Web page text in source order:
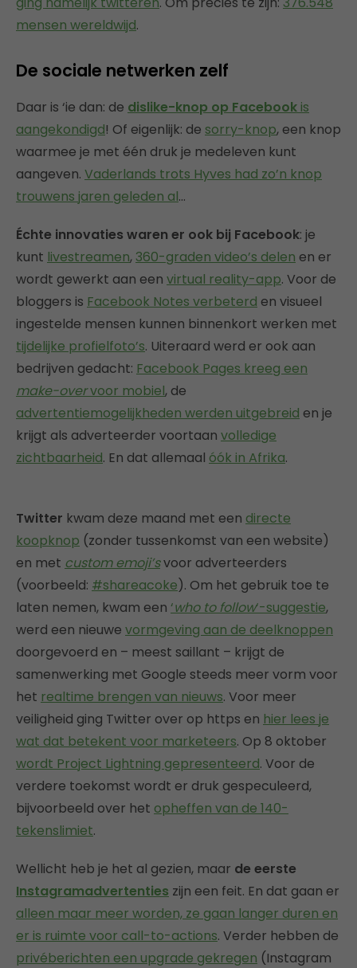
mensen wereldwijd.
De sociale netwerken zelf
Daar is ‘ie dan: de dislike-knop op Facebook is
aangekondigd! Of eigenlijk: de sorry-knop, een knop
waarmee je met één druk je medeleven kunt
aangeven. Vaderlands trots Hyves had zo’n knop
trouwens jaren geleden al…
Échte innovaties waren er ook bij Facebook: je
kunt livestreamen, 360-graden video’s delen en er
wordt gewerkt aan een virtual reality-app. Voor de
bloggers is Facebook Notes verbeterd en visueel
ingestelde mensen kunnen binnenkort werken met
tijdelijke profielfoto’s. Uiteraard werd er ook aan
bedrijven gedacht: Facebook Pages kreeg een
make-overvoor mobiel, de
advertentiemogelijkheden werden uitgebreid en je
krijgt als adverteerder voortaan volledige
zichtbaarheid. En dat allemaal óók in Afrika.
Twitter kwam deze maand met een directe
koopknop (zonder tussenkomst van een website)
en met custom emoji’svoor adverteerders
(voorbeeld: #shareacoke). Om het gebruik toe te
laten nemen, kwam een ‘who to follow‘-suggestie,
werd een nieuwe vormgeving aan de deelknoppen
doorgevoerd en – meest saillant – krijgt de
samenwerking met Google steeds meer vorm voor
het realtime brengen van nieuws. Voor meer
veiligheid ging Twitter over op https en hier lees je
wat dat betekent voor marketeers. Op 8 oktober
wordt Project Lightning gepresenteerd. Voor de
verdere toekomst wordt er druk gespeculeerd,
bijvoorbeeld over het opheffen van de 140-
tekenslimiet.
Wellicht heb je het al gezien, maar de eerste
Instagramadvertenties zijn een feit. En dat gaan er
alleen maar meer worden, ze gaan langer duren en
er is ruimte voor call-to-actions. Verder hebben de
privéberichten een upgrade gekregen (Instagram